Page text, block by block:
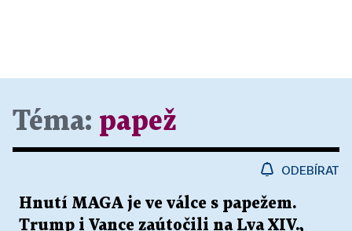
Téma: papež
ODEBÍRAT
Hnutí MAGA je ve válce s papežem.
Trump i Vance zaútočili na Lva XIV.,